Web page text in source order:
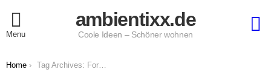
Menu
ambientixx.de
Coole Ideen – Schöner wohnen
You are here:
Home Tag Archives: Formenvielfalt